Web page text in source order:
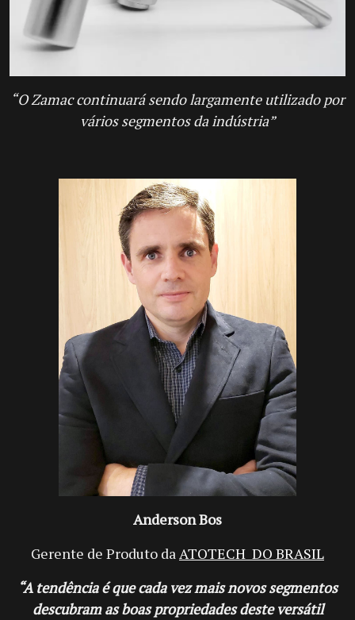
“O Zamac continuará sendo largamente utilizado por
vários segmentos da indústria”
Anderson Bos
Gerente de Produto daATOTECH DO BRASIL
“A tendência é que cada vez mais novos segmentos
descubram as boas propriedades deste versátil